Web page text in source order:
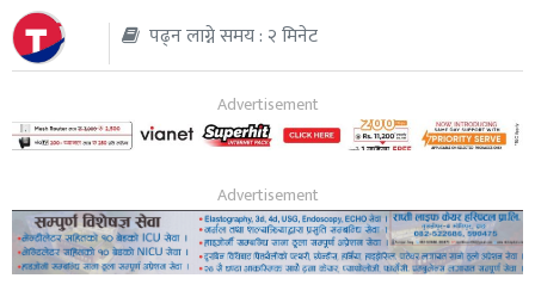
मनोरञ्जन
पढ्न लाग्ने समय : २ मिनेट